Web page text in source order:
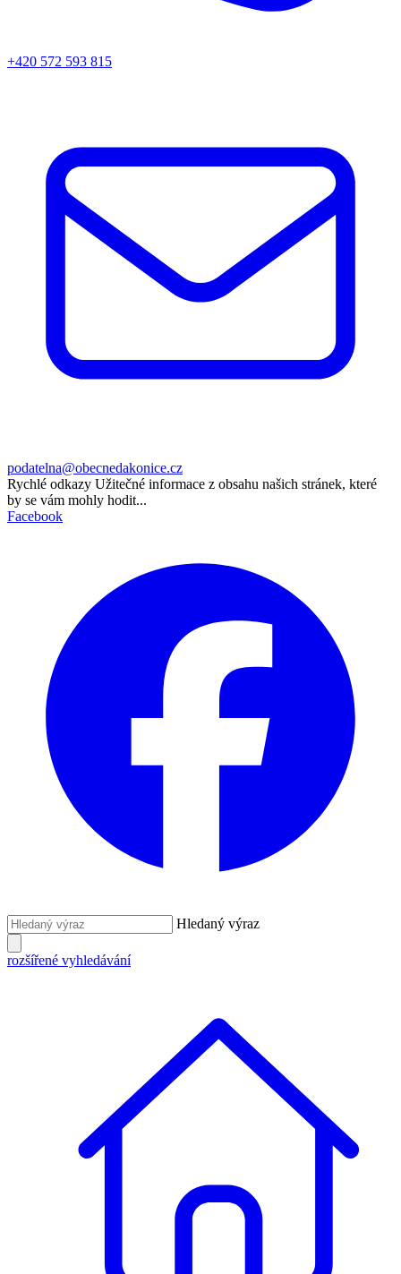
+420 572 593 815
podatelna@obecnedakonice.cz
Rychlé odkazy Užitečné informace z obsahu našich stránek, které
by se vám mohly hodit...
Facebook
Hledaný výraz
rozšířené vyhledávání